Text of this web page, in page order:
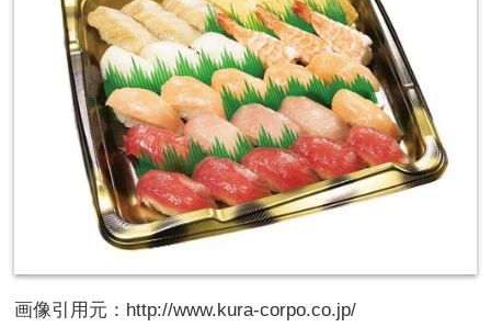
画像引用元：http://www.kura-corpo.co.jp/